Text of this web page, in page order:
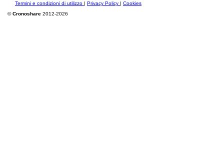
Termini e condizioni di utilizzo | Privacy Policy | Cookies
©Cronoshare 2012-2026